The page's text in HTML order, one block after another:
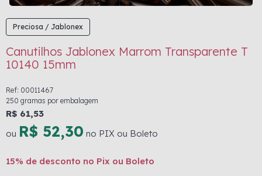
Preciosa / Jablonex
Canutilhos Jablonex Marrom Transparente T
10140 15mm
Ref: 00011467
250 gramas por embalagem
R$ 61,53
ou R$ 52,30 no PIX ou Boleto
15% de desconto no Pix ou Boleto